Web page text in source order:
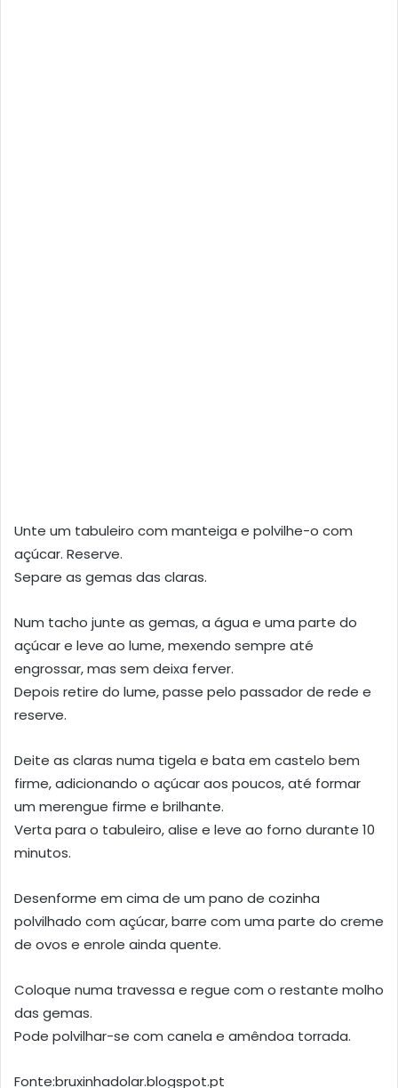
Unte um tabuleiro com manteiga e polvilhe-o com
açúcar. Reserve.
Separe as gemas das claras.
Num tacho junte as gemas, a água e uma parte do
açúcar e leve ao lume, mexendo sempre até
engrossar, mas sem deixa ferver.
Depois retire do lume, passe pelo passador de rede e
reserve.
Deite as claras numa tigela e bata em castelo bem
firme, adicionando o açúcar aos poucos, até formar
um merengue firme e brilhante.
Verta para o tabuleiro, alise e leve ao forno durante 10
minutos.
Desenforme em cima de um pano de cozinha
polvilhado com açúcar, barre com uma parte do creme
de ovos e enrole ainda quente.
Coloque numa travessa e regue com o restante molho
das gemas.
Pode polvilhar-se com canela e amêndoa torrada.
Fonte:bruxinhadolar.blogspot.pt